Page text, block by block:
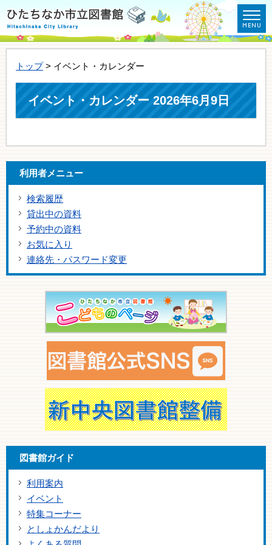
トップ> イベント・カレンダー
イベント・カレンダー 2026年6月9日
利用者メニュー
検索履歴
貸出中の資料
予約中の資料
お気に入り
連絡先・パスワード変更
図書館ガイド
利用案内
イベント
特集コーナー
としょかんだより